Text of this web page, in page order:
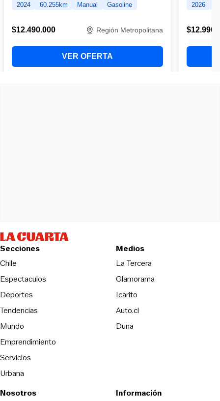
Secciones
Chile
Espectaculos
Deportes
Tendencias
Mundo
Emprendimiento
Servicios
Urbana
Medios
La TerceraOpens in new
Glamorama
Icarito
Auto.cl
DunaOpens in new window
Nosotros Información